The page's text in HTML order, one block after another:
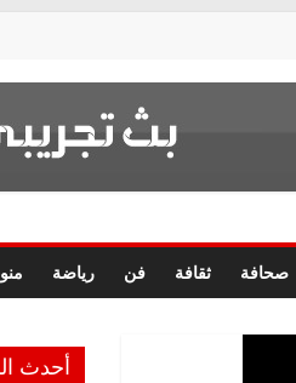
صحافة ثقافة فن رياضة
أحدث